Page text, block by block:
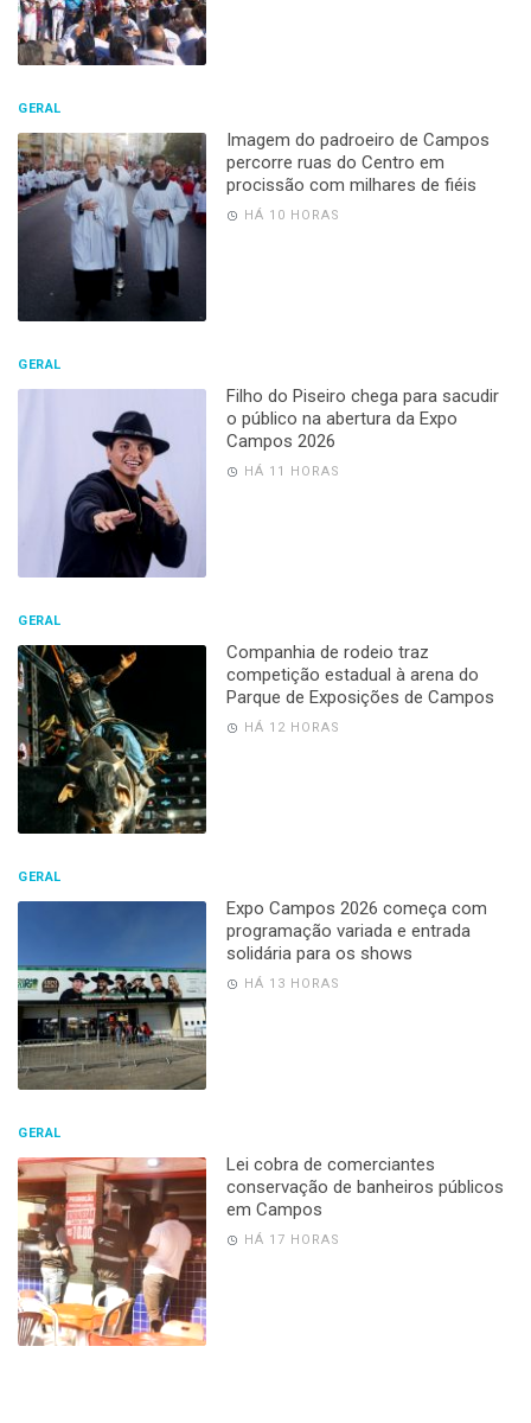
GERAL
Imagem do padroeiro de Campos
percorre ruas do Centro em
procissão com milhares de fiéis
HÁ 10 HORAS
GERAL
Filho do Piseiro chega para sacudir
o público na abertura da Expo
Campos 2026
HÁ 11 HORAS
GERAL
Companhia de rodeio traz
competição estadual à arena do
Parque de Exposições de Campos
HÁ 12 HORAS
GERAL
Expo Campos 2026 começa com
programação variada e entrada
solidária para os shows
HÁ 13 HORAS
GERAL
Lei cobra de comerciantes
conservação de banheiros públicos
em Campos
HÁ 17 HORAS